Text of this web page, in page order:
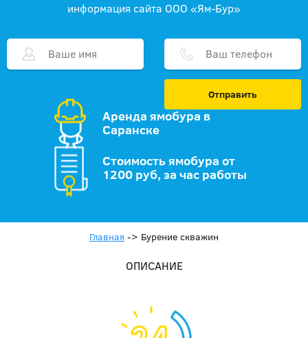
информация сайта ООО «Ям-Бур»
Отправить
Аренда ямобура в
Саранске
Стоимость ямобура от
1200 руб, за час работы
Главная -> Бурение скважин
ОПИСАНИЕ